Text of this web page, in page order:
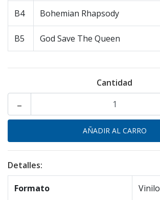
B4 Bohemian Rhapsody
B5 God Save The Queen
Cantidad
-
Detalles:
Formato Vinilo